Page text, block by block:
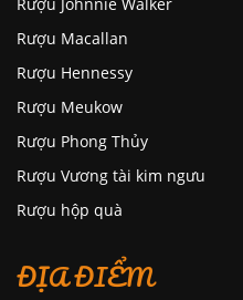
Rượu Macallan
Rượu Hennessy
Rượu Meukow
Rượu Phong Thủy
Rượu Vương tài kim ngưu
Rượu hộp quà
ĐỊA ĐIỂM